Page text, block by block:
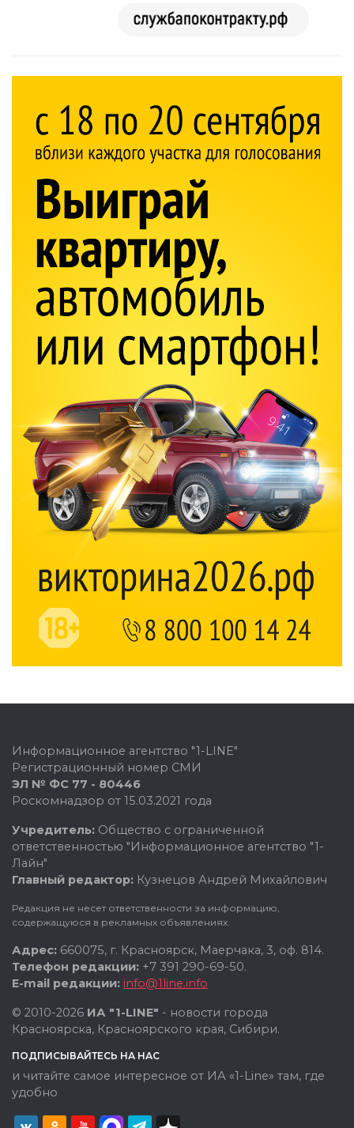
Информационное агентство "1-LINE"
Регистрационный номер СМИ
ЭЛ № ФС 77 - 80446
Роскомнадзор от 15.03.2021 года
Учредитель: Общество с ограниченной
ответственностью "Информационное агентство "1-
Лайн"
Главный редактор: Кузнецов Андрей Михайлович
Редакция не несет ответственности за информацию,
содержащуюся в рекламных объявлениях.
Адрес: 660075, г. Красноярск, Маерчака, 3, оф. 814.
Телефон редакции: +7 391 290-69-50.
E-mail редакции: info@1line.info
© 2010-2026 ИА "1-LINE" - новости города
Красноярска, Красноярского края, Сибири.
ПОДПИСЫВАЙТЕСЬ НА НАС
и читайте самое интересное от ИА «1-Line» там, где
удобно